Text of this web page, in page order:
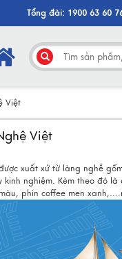
Tổng đài: 1900 63 60
Việt
Việt
xuất xứ từ làng nghề
nghiệm. Kèm theo đó
phin coffee men